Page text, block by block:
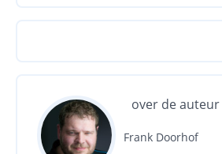
over de auteur
Frank Doorhof